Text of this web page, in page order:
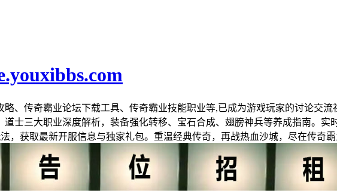
、传奇霸业论坛下载工具、传奇霸业技能职业等,已成为游戏玩家的讨论交
士三大职业深度解析，装备强化转移、宝石合成、翅膀神兵等养成指南。实
，获取最新开服信息与独家礼包。重温经典传奇，再战热血沙城，尽在传奇霸